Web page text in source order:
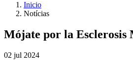
Inicio
Notícias
Mójate por la Esclerosis
02 jul 2024